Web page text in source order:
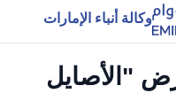
وكالة أنباء الإمارات
"الأصايل